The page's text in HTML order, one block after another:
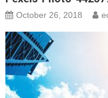
October 26, 2018